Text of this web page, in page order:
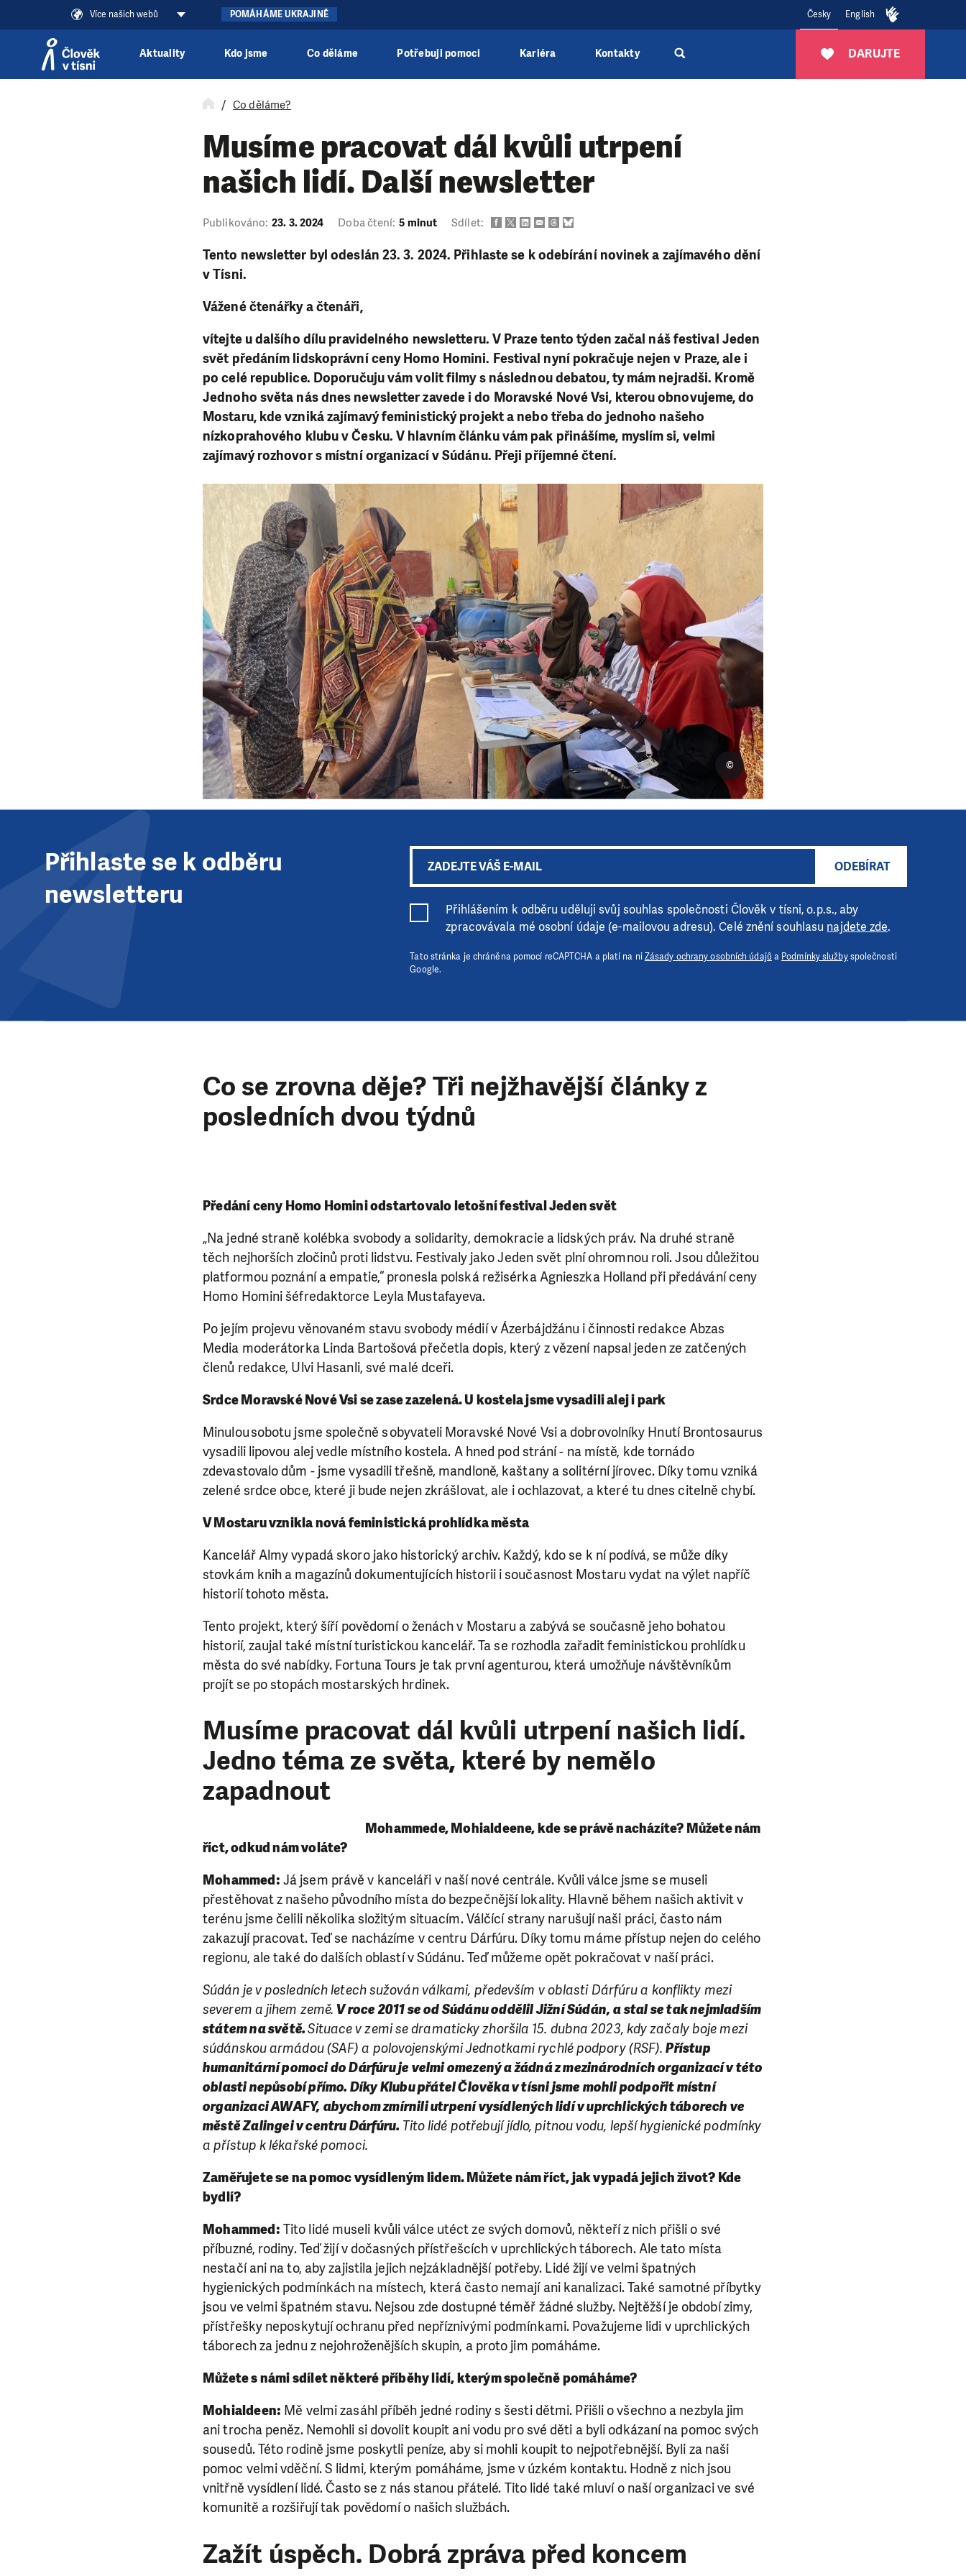
Více našich webů POMÁHÁME UKRAJINĚ Česky English
DARUJTE
Aktuality Kdo jsme Co děláme Potřebuji pomoci Kariéra Kontakty
Co děláme?
Musíme pracovat dál kvůli utrpení
našich lidí. Další newsletter
Publikováno: 23. 3. 2024 Doba čtení: 5 minut Sdílet:
Tento newsletter byl odeslán 23. 3. 2024. Přihlaste se k odebírání novinek a zajímavého dění
v Tísni.
Vážené čtenářky a čtenáři,
vítejte u dalšího dílu pravidelného newsletteru. V Praze tento týden začal náš festival Jeden
svět předáním lidskoprávní ceny Homo Homini. Festival nyní pokračuje nejen v Praze, ale i
po celé republice. Doporučuju vám volit filmy s následnou debatou, ty mám nejradši. Kromě
Jednoho světa nás dnes newsletter zavede i do Moravské Nové Vsi, kterou obnovujeme, do
Mostaru, kde vzniká zajímavý feministický projekt a nebo třeba do jednoho našeho
nízkoprahového klubu v Česku. V hlavním článku vám pak přinášíme, myslím si, velmi
zajímavý rozhovor s místní organizací v Súdánu. Přeji příjemné čtení.
©
Přihlaste se k odběru
newsletteru
ODEBÍRAT
Přihlášením k odběru uděluji svůj souhlas společnosti Člověk v tísni, o.p.s., aby
zpracovávala mé osobní údaje (e-mailovou adresu). Celé znění souhlasu najdete zde.
Tato stránka je chráněna pomocí reCAPTCHA a platí na niZásady ochrany osobních údajů a Podmínky službyspolečnosti
Google.
Co se zrovna děje? Tři nejžhavější články z
posledních dvou týdnů
Předání ceny Homo Homini odstartovalo letošní festival Jeden svět
„Na jedné straně kolébka svobody a solidarity, demokracie a lidských práv. Na druhé straně
těch nejhorších zločinů proti lidstvu. Festivaly jako Jeden svět plní ohromnou roli. Jsou důležitou
platformou poznání a empatie,“ pronesla polská režisérka Agnieszka Holland při předávání ceny
Homo Homini šéfredaktorce Leyla Mustafayeva.
Po jejím projevu věnovaném stavu svobody médií v Ázerbájdžánu i činnosti redakce Abzas
Media moderátorka Linda Bartošová přečetla dopis, který z vězení napsal jeden ze zatčených
členů redakce, Ulvi Hasanli, své malé dceři.
Srdce Moravské Nové Vsi se zase zazelená. U kostela jsme vysadili alej i park
Minulou sobotu jsme společně s obyvateli Moravské Nové Vsi a dobrovolníky Hnutí Brontosaurus
vysadili lipovou alej vedle místního kostela. A hned pod strání - na místě, kde tornádo
zdevastovalo dům - jsme vysadili třešně, mandloně, kaštany a solitérní jírovec. Díky tomu vzniká
zelené srdce obce, které ji bude nejen zkrášlovat, ale i ochlazovat, a které tu dnes citelně chybí.
V Mostaru vznikla nová feministická prohlídka města
Kancelář Almy vypadá skoro jako historický archiv. Každý, kdo se k ní podívá, se může díky
stovkám knih a magazínů dokumentujících historii i současnost Mostaru vydat na výlet napříč
historií tohoto města.
Tento projekt, který šíří povědomí o ženách v Mostaru a zabývá se současně jeho bohatou
historií, zaujal také místní turistickou kancelář. Ta se rozhodla zařadit feministickou prohlídku
města do své nabídky. Fortuna Tours je tak první agenturou, která umožňuje návštěvníkům
projít se po stopách mostarských hrdinek.
Musíme pracovat dál kvůli utrpení našich lidí.
Jedno téma ze světa, které by nemělo
zapadnout
Mohammede, Mohialdeene, kde se právě nacházíte? Můžete nám
říct, odkud nám voláte?
Mohammed: Já jsem právě v kanceláři v naší nové centrále. Kvůli válce jsme se museli
přestěhovat z našeho původního místa do bezpečnější lokality. Hlavně během našich aktivit v
terénu jsme čelili několika složitým situacím. Válčící strany narušují naši práci, často nám
zakazují pracovat. Teď se nacházíme v centru Dárfúru. Díky tomu máme přístup nejen do celého
regionu, ale také do dalších oblastí v Súdánu. Teď můžeme opět pokračovat v naší práci.
Súdán je v posledních letech sužován válkami, především v oblasti Dárfúru a konflikty mezi
severem a jihem země.V roce 2011 se od Súdánu oddělil Jižní Súdán, a stal se tak nejmladším
státem na světě.Situace v zemi se dramaticky zhoršila 15. dubna 2023, kdy začaly boje mezi
súdánskou armádou (SAF) a polovojenskými Jednotkami rychlé podpory (RSF).Přístup
humanitární pomoci do Dárfúru je velmi omezený a žádná z mezinárodních organizací v této
oblasti nepůsobí přímo. Díky Klubu přátel Člověka v tísni jsme mohli podpořit místní
organizaci AWAFY, abychom zmírnili utrpení vysídlených lidí v uprchlických táborech ve
městě Zalingei v centru Dárfúru. Tito lidé potřebují jídlo, pitnou vodu, lepší hygienické podmínky
a přístup k lékařské pomoci.
Zaměřujete se na pomoc vysídleným lidem. Můžete nám říct, jak vypadá jejich život? Kde
bydlí?
Mohammed: Tito lidé museli kvůli válce utéct ze svých domovů, někteří z nich přišli o své
příbuzné, rodiny. Teď žijí v dočasných přístřešcích v uprchlických táborech. Ale tato místa
nestačí ani na to, aby zajistila jejich nejzákladnější potřeby. Lidé žijí ve velmi špatných
hygienických podmínkách na místech, která často nemají ani kanalizaci. Také samotné příbytky
jsou ve velmi špatném stavu. Nejsou zde dostupné téměř žádné služby. Nejtěžší je období zimy,
přístřešky neposkytují ochranu před nepříznivými podmínkami. Považujeme lidi v uprchlických
táborech za jednu z nejohroženějších skupin, a proto jim pomáháme.
Můžete s námi sdílet některé příběhy lidí, kterým společně pomáháme?
Mohialdeen: Mě velmi zasáhl příběh jedné rodiny s šesti dětmi. Přišli o všechno a nezbyla jim
ani trocha peněz. Nemohli si dovolit koupit ani vodu pro své děti a byli odkázaní na pomoc svých
sousedů. Této rodině jsme poskytli peníze, aby si mohli koupit to nejpotřebnější. Byli za naši
pomoc velmi vděční. S lidmi, kterým pomáháme, jsme v úzkém kontaktu. Hodně z nich jsou
vnitřně vysídlení lidé. Často se z nás stanou přátelé. Tito lidé také mluví o naší organizaci ve své
komunitě a rozšiřují tak povědomí o našich službách.
Zažít úspěch. Dobrá zpráva před koncem